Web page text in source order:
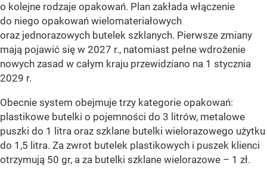
o kolejne rodzaje opakowań. Plan zakłada włączenie
do niego opakowań wielomateriałowych
oraz jednorazowych butelek szklanych. Pierwsze zmiany
mają pojawić się w 2027 r., natomiast pełne wdrożenie
nowych zasad w całym kraju przewidziano na 1 stycznia
2029 r.
Obecnie system obejmuje trzy kategorie opakowań:
plastikowe butelki o pojemności do 3 litrów, metalowe
puszki do 1 litra oraz szklane butelki wielorazowego użytku
do 1,5 litra. Za zwrot butelek plastikowych i puszek klienci
otrzymują 50 gr, a za butelki szklane wielorazowe – 1 zł.